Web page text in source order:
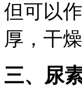
但可以
厚，干
三、尿